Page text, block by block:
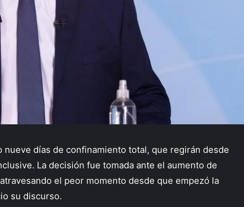
días de confinamiento total, que regirán desde
La decisión fue tomada ante el aumento de
el peor momento desde que empezó la
su discurso.